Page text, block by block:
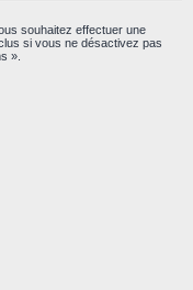
souhaitez effectuer une
si vous ne désactivez pas
».